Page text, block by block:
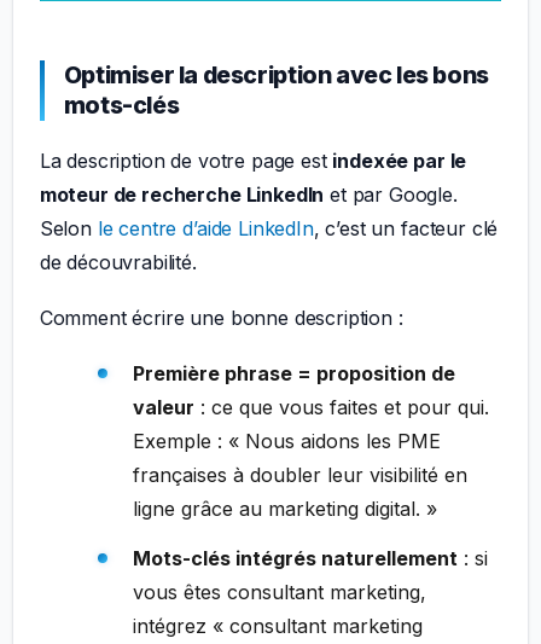
Optimiser la description avec les bons
mots-clés
La description de votre page est indexée par le
moteur de recherche LinkedIn et par Google.
Selon le centre d’aide LinkedIn, c’est un facteur clé
de découvrabilité.
Comment écrire une bonne description :
Première phrase = proposition de
valeur : ce que vous faites et pour qui.
Exemple : « Nous aidons les PME
françaises à doubler leur visibilité en
ligne grâce au marketing digital. »
Mots-clés intégrés naturellement: si
vous êtes consultant marketing,
intégrez « consultant marketing